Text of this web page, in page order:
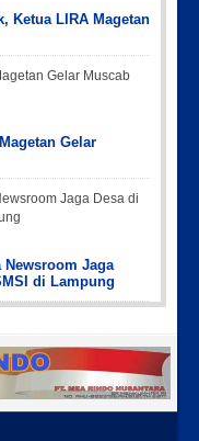
Ketua LIRA Magetan
Gelar
Jaga
di Lampung